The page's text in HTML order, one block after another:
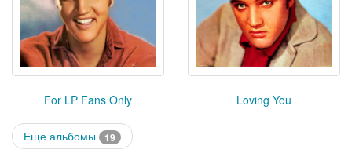
For LP Fans Only Loving You
Еще альбомы 19